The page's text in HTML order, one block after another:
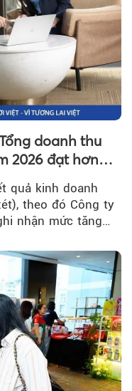
doanh thu
2026 đạt hơn
quả kinh doanh
theo đó Công ty
nhận mức tăng